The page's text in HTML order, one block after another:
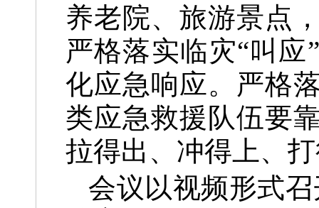
养老院、旅游景点
严格落实临灾“叫
化应急响应。严格
类应急救援队伍要
拉得出、冲得上、
会议以视频形式